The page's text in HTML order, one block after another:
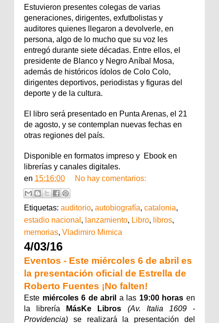
Estuvieron presentes colegas de varias
generaciones, dirigentes, exfutbolistas y
auditores quienes llegaron a devolverle, en
persona, algo de lo mucho que su voz les
entregó durante siete décadas. Entre ellos, el
presidente de Blanco y Negro Aníbal Mosa,
además de históricos ídolos de Colo Colo,
dirigentes deportivos, periodistas y figuras del
deporte y de la cultura.
El libro será presentado en Punta Arenas, el 21
de agosto, y se contemplan nuevas fechas en
otras regiones del país.
Disponible en formatos impreso y Ebook en
librerías y canales digitales.
en 15:16:00 No hay comentarios:
Etiquetas: auditorio, autobiografía, catalonia,
estadio nacional , lanzamiento, Libro, libros,
memorias, Vladimiro Mimica
4/03/16
Eventos - Este miércoles 6 de abril es
la presentación oficial de Estrella de
Roberto Fuentes ¡No falten!
Este miércoles 6 de abril a las 19:00 horas en
la librería
MásKe Libros
(Av. Italia 1609 -
Providencia) se realizará la presentación del